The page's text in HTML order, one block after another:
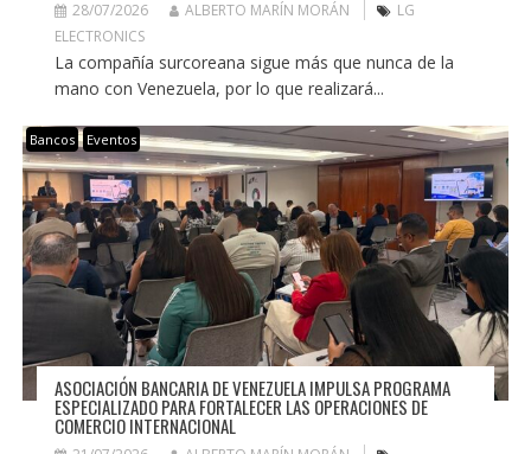
28/07/2026 ALBERTO MARÍN MORÁN
LG
ELECTRONICS
La compañía surcoreana sigue más que nunca de la
mano con Venezuela, por lo que realizará...
Bancos Eventos
ASOCIACIÓN BANCARIA DE VENEZUELA IMPULSA PROGRAMA
ESPECIALIZADO PARA FORTALECER LAS OPERACIONES DE
COMERCIO INTERNACIONAL